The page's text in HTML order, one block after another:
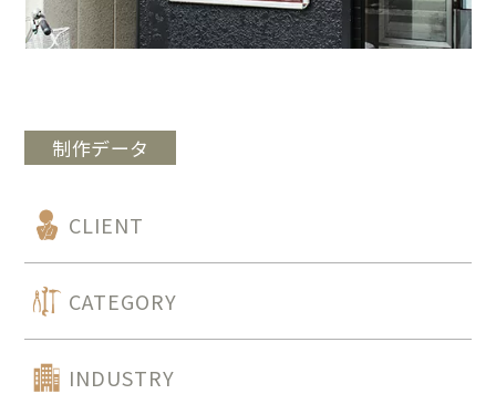
制作データ
CLIENT
CATEGORY
INDUSTRY